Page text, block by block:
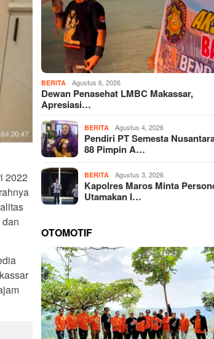
2022
BERITA Agustus 6, 2026
Dewan Penasehat LMBC Makassar,
Apresiasi…
BERITA Agustus 4, 2026
Pendiri PT Semesta
88 Pimpin A…
BERITA Agustus 3, 2026
Kapolres Maros Minta
Utamakan I…
OTOMOTIF